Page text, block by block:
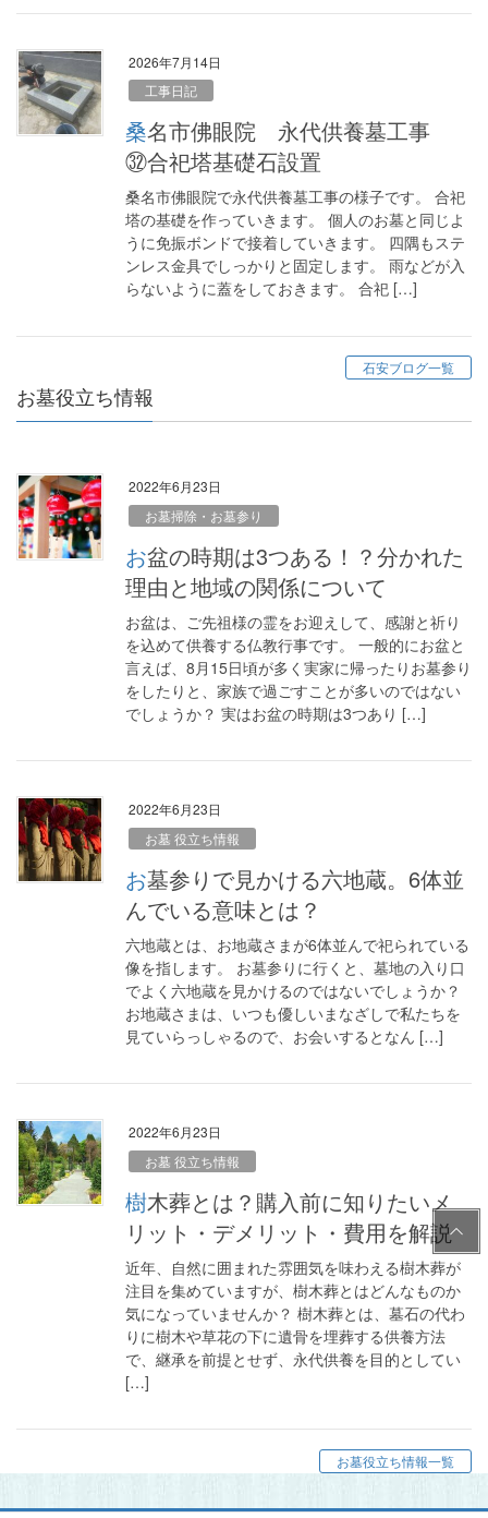
2026年7月14日
工事日記
桑名市佛眼院 永代供養墓工事
㉜合祀塔基礎石設置
桑名市佛眼院で永代供養墓工事の様子です。 合祀
塔の基礎を作っていきます。 個人のお墓と同じよ
うに免振ボンドで接着していきます。 四隅もステ
ンレス金具でしっかりと固定します。 雨などが入
らないように蓋をしておきます。 合祀 […]
石安ブログ一覧
お墓役立ち情報
2022年6月23日
お墓掃除・お墓参り
お盆の時期は3つある！？分かれた
理由と地域の関係について
お盆は、ご先祖様の霊をお迎えして、感謝と祈り
を込めて供養する仏教行事です。 一般的にお盆と
言えば、8月15日頃が多く実家に帰ったりお墓参り
をしたりと、家族で過ごすことが多いのではない
でしょうか？ 実はお盆の時期は3つあり […]
2022年6月23日
お墓 役立ち情報
お墓参りで見かける六地蔵。6体並
んでいる意味とは？
六地蔵とは、お地蔵さまが6体並んで祀られている
像を指します。 お墓参りに行くと、墓地の入り口
でよく六地蔵を見かけるのではないでしょうか？
お地蔵さまは、いつも優しいまなざしで私たちを
見ていらっしゃるので、お会いするとなん […]
2022年6月23日
お墓 役立ち情報
樹木葬とは？購入前に知りたいメ
リット・デメリット・費用を解説
近年、自然に囲まれた雰囲気を味わえる樹木葬が
注目を集めていますが、樹木葬とはどんなものか
気になっていませんか？ 樹木葬とは、墓石の代わ
りに樹木や草花の下に遺骨を埋葬する供養方法
で、継承を前提とせず、永代供養を目的としてい
[…]
お墓役立ち情報一覧
PAG
E
TOP